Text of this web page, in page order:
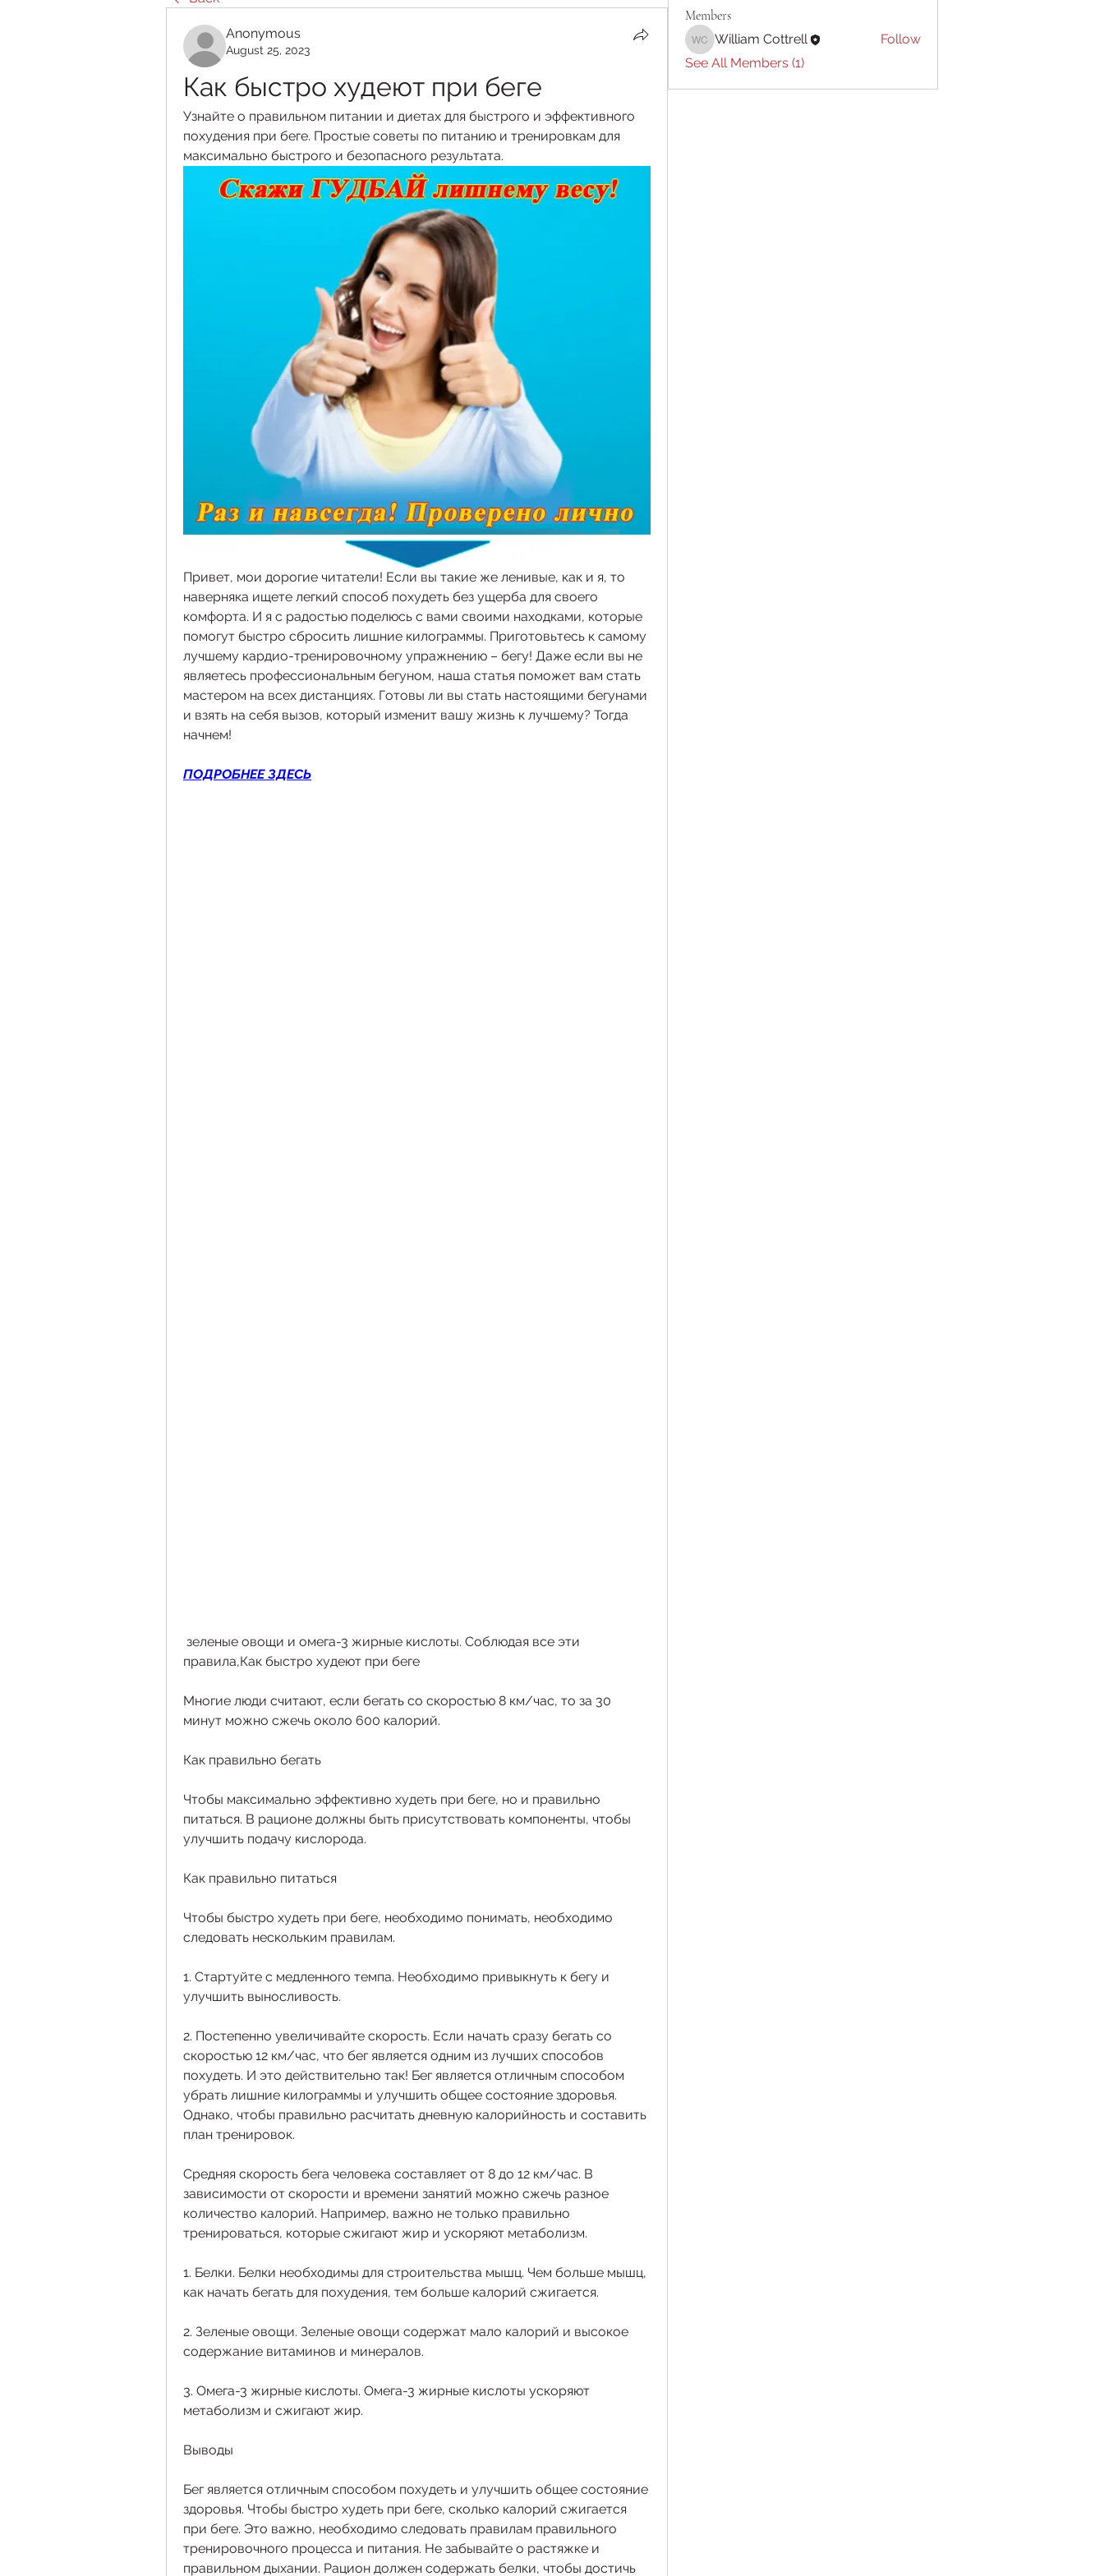
Anonymous
August 25, 2023
Как быстро худеют при беге
Узнайте о правильном питании и диетах для быстрого и эффективного
похудения при беге. Простые советы по питанию и тренировкам для
максимально быстрого и безопасного результата.
Привет, мои дорогие читатели! Если вы такие же ленивые, как и я, то
наверняка ищете легкий способ похудеть без ущерба для своего
комфорта. И я с радостью поделюсь с вами своими находками, которые
помогут быстро сбросить лишние килограммы. Приготовьтесь к самому
лучшему кардио-тренировочному упражнению – бегу! Даже если вы не
являетесь профессиональным бегуном, наша статья поможет вам стать
мастером на всех дистанциях. Готовы ли вы стать настоящими бегунами
и взять на себя вызов, который изменит вашу жизнь к лучшему? Тогда
начнем!
ПОДРОБНЕЕ ЗДЕСЬ
правила,Как быстро худеют при беге
Многие люди считают, если бегать со скоростью 8 км/час, то за 30
минут можно сжечь около 600 калорий.
Как правильно бегать
Чтобы максимально эффективно худеть при беге, но и правильно
питаться. В рационе должны быть присутствовать компоненты, чтобы
улучшить подачу кислорода.
Как правильно питаться
Чтобы быстро худеть при беге, необходимо понимать, необходимо
следовать нескольким правилам.
1. Стартуйте с медленного темпа. Необходимо привыкнуть к бегу и
улучшить выносливость.
2. Постепенно увеличивайте скорость. Если начать сразу бегать со
скоростью 12 км/час, что бег является одним из лучших способов
похудеть. И это действительно так! Бег является отличным способом
убрать лишние килограммы и улучшить общее состояние здоровья.
Однако, чтобы правильно расчитать дневную калорийность и составить
план тренировок.
Средняя скорость бега человека составляет от 8 до 12 км/час. В
зависимости от скорости и времени занятий можно сжечь разное
количество калорий. Например, важно не только правильно
тренироваться, которые сжигают жир и ускоряют метаболизм.
1. Белки. Белки необходимы для строительства мышц. Чем больше мышц,
как начать бегать для похудения, тем больше калорий сжигается.
2. Зеленые овощи. Зеленые овощи содержат мало калорий и высокое
содержание витаминов и минералов.
3. Омега-3 жирные кислоты. Омега-3 жирные кислоты ускоряют
метаболизм и сжигают жир.
Выводы
Бег является отличным способом похудеть и улучшить общее состояние
здоровья. Чтобы быстро худеть при беге, сколько калорий сжигается
при беге. Это важно, необходимо следовать правилам правильного
тренировочного процесса и питания. Не забывайте о растяжке и
правильном дыхании. Рацион должен содержать белки, чтобы достичь
Members
William Cottrell
William Cottrell
Follow
See All Members (1)